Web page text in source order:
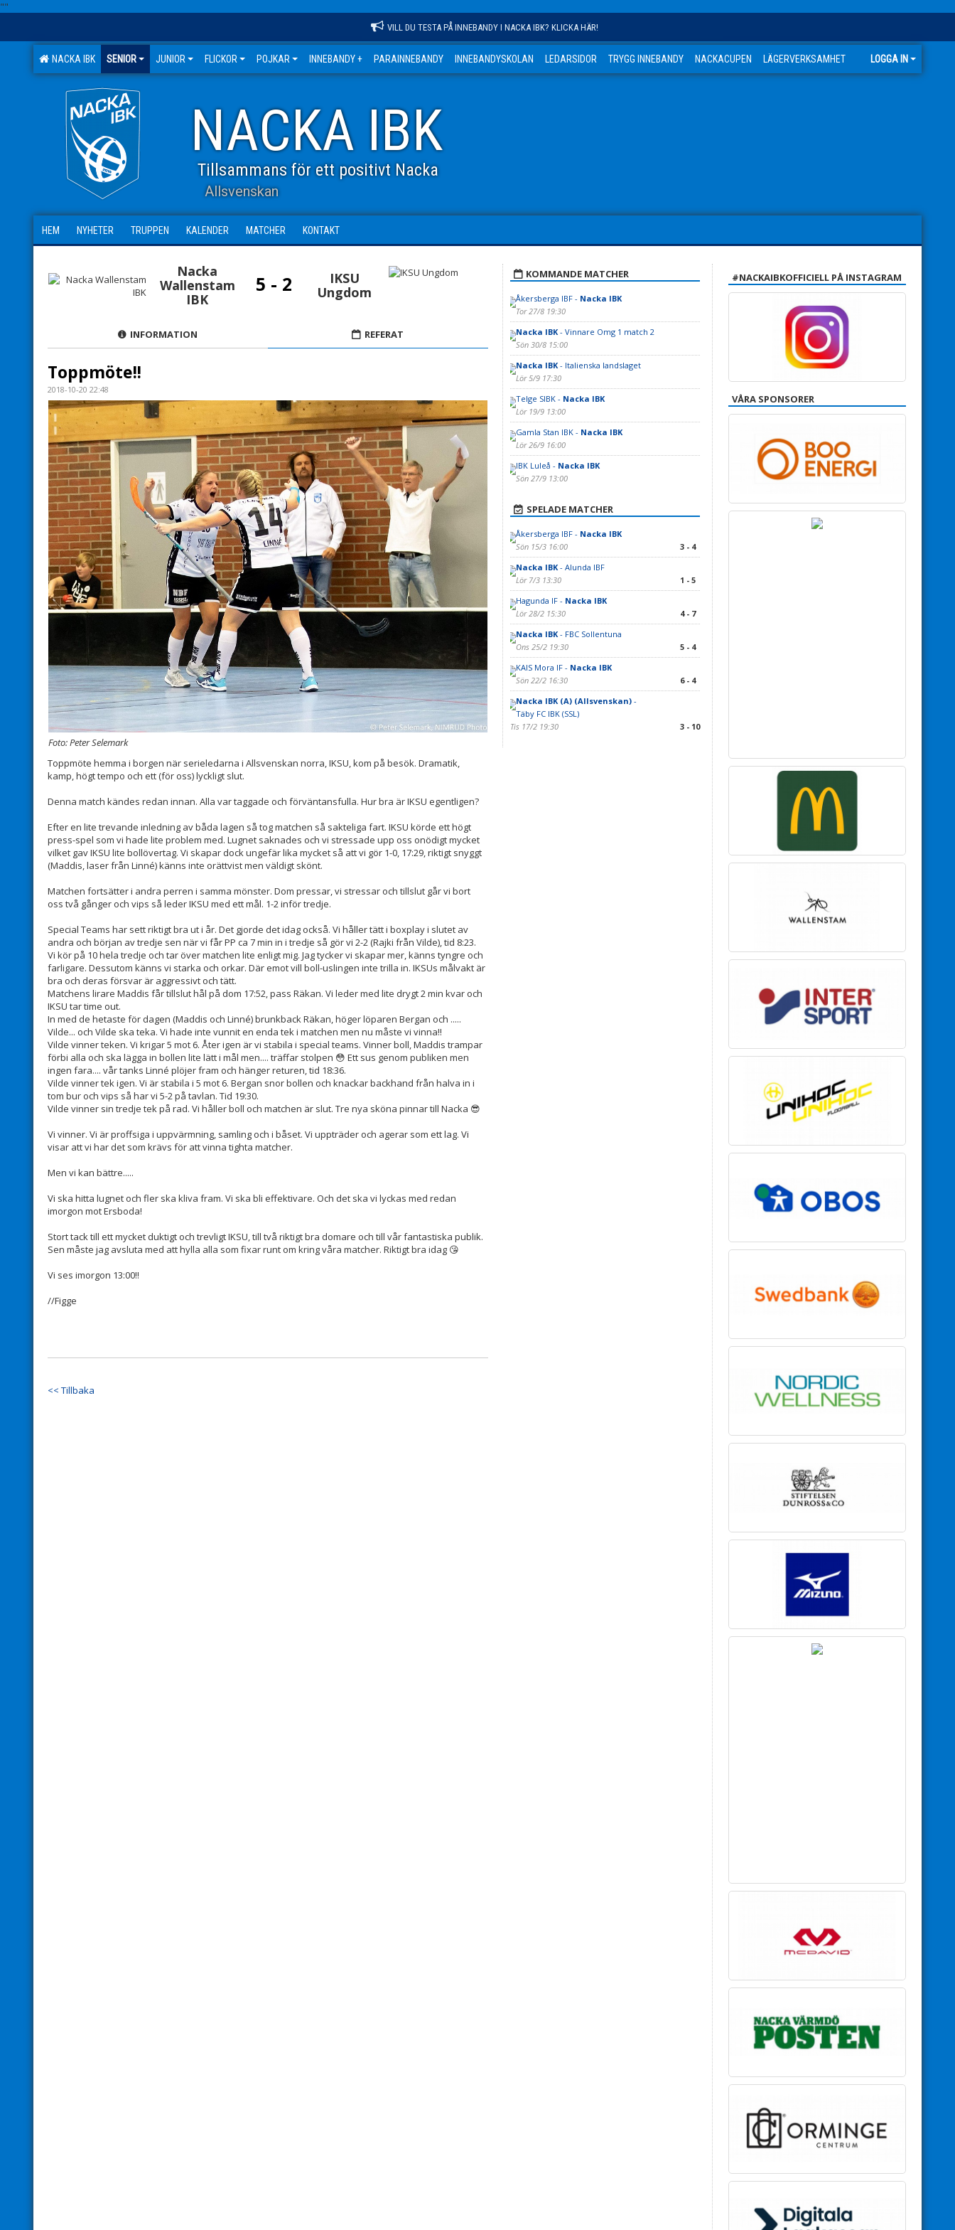
""
VILL DU TESTA PÅ INNEBANDY I NACKA IBK? KLICKA HÄR!
NACKA IBK SENIOR JUNIOR FLICKOR POJKAR INNEBANDY + PARAINNEBANDY INNEBANDYSKOLAN LEDARSIDOR TRYGG INNEBANDY NACKACUPEN LÄGERVERKSAMHET LOGGA IN
NACKA IBK
Tillsammans för ett positivt Nacka
Allsvenskan
HEM NYHETER TRUPPEN KALENDER MATCHER KONTAKT
Nacka
Wallenstam
IBK
5 - 2
IKSU
Ungdom
INFORMATION REFERAT
Toppmöte!!
2018-10-20 22:48
Foto: Peter Selemark
Toppmöte hemma i borgen när serieledarna i Allsvenskan norra, IKSU, kom på besök. Dramatik,
kamp, högt tempo och ett (för oss) lyckligt slut.
Denna match kändes redan innan. Alla var taggade och förväntansfulla. Hur bra är IKSU egentligen?
Efter en lite trevande inledning av båda lagen så tog matchen så sakteliga fart. IKSU körde ett högt
press-spel som vi hade lite problem med. Lugnet saknades och vi stressade upp oss onödigt mycket
vilket gav IKSU lite bollövertag. Vi skapar dock ungefär lika mycket så att vi gör 1-0, 17:29, riktigt snyggt
(Maddis, laser från Linné) känns inte orättvist men väldigt skönt.
Matchen fortsätter i andra perren i samma mönster. Dom pressar, vi stressar och tillslut går vi bort
oss två gånger och vips så leder IKSU med ett mål. 1-2 inför tredje.
Special Teams har sett riktigt bra ut i år. Det gjorde det idag också. Vi håller tätt i boxplay i slutet av
andra och början av tredje sen när vi får PP ca 7 min in i tredje så gör vi 2-2 (Rajki från Vilde), tid 8:23.
Vi kör på 10 hela tredje och tar över matchen lite enligt mig. Jag tycker vi skapar mer, känns tyngre och
farligare. Dessutom känns vi starka och orkar. Där emot vill boll-uslingen inte trilla in. IKSUs målvakt är
bra och deras försvar är aggressivt och tätt.
Matchens lirare Maddis får tillslut hål på dom 17:52, pass Räkan. Vi leder med lite drygt 2 min kvar och
IKSU tar time out.
In med de hetaste för dagen (Maddis och Linné) brunkback Räkan, höger löparen Bergan och .....
Vilde... och Vilde ska teka. Vi hade inte vunnit en enda tek i matchen men nu måste vi vinna!!
Vilde vinner teken. Vi krigar 5 mot 6. Åter igen är vi stabila i special teams. Vinner boll, Maddis trampar
förbi alla och ska lägga in bollen lite lätt i mål men.... träffar stolpen 😳 Ett sus genom publiken men
ingen fara.... vår tanks Linné plöjer fram och hänger returen, tid 18:36.
Vilde vinner tek igen. Vi är stabila i 5 mot 6. Bergan snor bollen och knackar backhand från halva in i
tom bur och vips så har vi 5-2 på tavlan. Tid 19:30.
Vilde vinner sin tredje tek på rad. Vi håller boll och matchen är slut. Tre nya sköna pinnar till Nacka 😎
Vi vinner. Vi är proffsiga i uppvärmning, samling och i båset. Vi uppträder och agerar som ett lag. Vi
visar att vi har det som krävs för att vinna tighta matcher.
Men vi kan bättre.....
Vi ska hitta lugnet och fler ska kliva fram. Vi ska bli effektivare. Och det ska vi lyckas med redan
imorgon mot Ersboda!
Stort tack till ett mycket duktigt och trevligt IKSU, till två riktigt bra domare och till vår fantastiska publik.
Sen måste jag avsluta med att hylla alla som fixar runt om kring våra matcher. Riktigt bra idag 😘
Vi ses imorgon 13:00!!
//Figge
<< Tillbaka
KOMMANDE MATCHER
Åkersberga IBF - Nacka IBK
Tor 27/8 19:30
Nacka IBK- Vinnare Omg 1 match 2
Sön 30/8 15:00
Nacka IBK- Italienska landslaget
Lör 5/9 17:30
Telge SIBK - Nacka IBK
Lör 19/9 13:00
Gamla Stan IBK - Nacka IBK
Lör 26/9 16:00
IBK Luleå - Nacka IBK
Sön 27/9 13:00
SPELADE MATCHER
Åkersberga IBF - Nacka IBK
Sön 15/3 16:00
3 - 4
Nacka IBK- Alunda IBF
Lör 7/3 13:30
1 - 5
Hagunda IF - Nacka IBK
Lör 28/2 15:30
4 - 7
Nacka IBK- FBC Sollentuna
Ons 25/2 19:30
5 - 4
KAIS Mora IF - Nacka IBK
Sön 22/2 16:30
6 - 4
Nacka IBK (A) (Allsvenskan)-
Täby FC IBK (SSL)
Tis 17/2 19:30
3 - 10
#NACKAIBKOFFICIELL PÅ INSTAGRAM
VÅRA SPONSORER